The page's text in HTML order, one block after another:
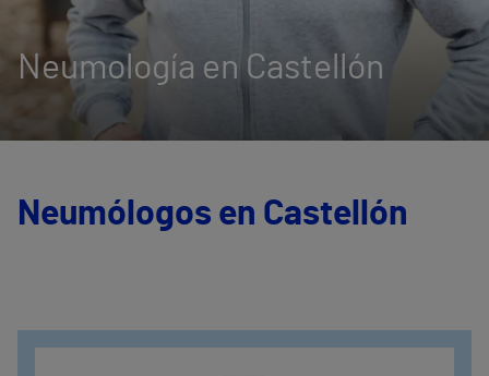
Neumología en Castellón
Neumólogos en Castellón